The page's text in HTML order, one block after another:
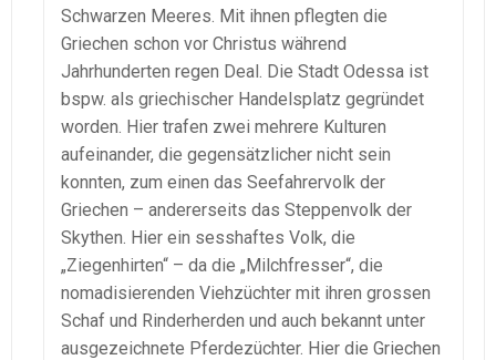
Schwarzen Meeres. Mit ihnen pflegten die
Griechen schon vor Christus während
Jahrhunderten regen Deal. Die Stadt Odessa ist
bspw. als griechischer Handelsplatz gegründet
worden. Hier trafen zwei mehrere Kulturen
aufeinander, die gegensätzlicher nicht sein
konnten, zum einen das Seefahrervolk der
Griechen – andererseits das Steppenvolk der
Skythen. Hier ein sesshaftes Volk, die
„Ziegenhirten“ – da die „Milchfresser“, die
nomadisierenden Viehzüchter mit ihren grossen
Schaf und Rinderherden und auch bekannt unter
ausgezeichnete Pferdezüchter. Hier die Griechen